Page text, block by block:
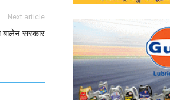
Next article
बालेन सरकार